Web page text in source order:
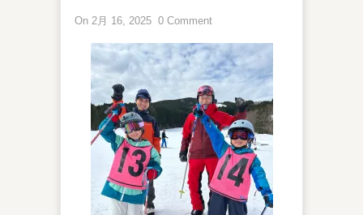
On 2月 16, 2025 0 Comment